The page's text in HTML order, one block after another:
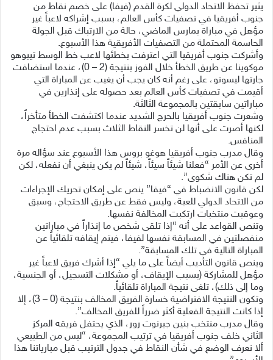
يثير تحفظ الاتحاد الدولي لكرة القدم (فيفا) على خصم نقاط من
جنوب أفريقيا في تصفيات كأس العالم، بسبب إشراكه لاعباً غير
مؤهل في مباراة بمارس الماضي، حالة من الارتباك قبل الجولة
الحاسمة المحتملة من التصفيات الأفريقية هذا الأسبوع.
وأشركت جنوب أفريقيا التي اعترفت بخطئها لاعب خط الوسط تيبوهو
موكوينا عن طريق الخطأ خلال الفوز بنتيجة (2 – 0)، عندما استضافت
جارتها ليسوتو، على رغم أنه كان يجب أن يغيب عن المباراة التي
أقيمت في تصفيات كأس العالم بعد حصوله على إنذارين في
مباراتين سابقتين بالمجموعة الثالثة.
وشعرت جنوب أفريقيا بالحرج الشديد عندما اكتشفت الخطأ متأخراً،
لكنها أصرت على أنها لن تخسر النقاط الثلاث بسبب عدم احتجاج
المنافس.
وقال مدرب جنوب أفريقيا هوغو بروس هذا الأسبوع عند سؤاله مرة
أخرى عن الأمر “فعلنا شيئاً سيئاً، شيئاً لم يكن ينبغي أن نفعله، لكن
لم تكن هناك شكوى”.
لكن قانون الانضباط في “فيفا” ينص على إمكان تحريك الإجراءات
من الاتحاد الدولي للعبة، وليس فقط عن طريق الاحتجاج، وسبق
وعوقبت منتخبات ارتكبت المخالفة نفسها.
وتنص القواعد على أنه “إذا تلقى شخص ما إنذاراً في مباراتين
منفصلتين في المسابقة نفسها لفيفا، فيتم إيقافه تلقائياً عن
المباراة التالية في تلك المسابقة”.
وينص قانون التأديب أيضاً على ما يلي “إذا أشرك فريق لاعباً غير
مؤهل للمشاركة (بسبب الإيقاف، أو مشكلات التسجيل، أو الجنسية،
وما إلى ذلك)، تلغى نتيجة المباراة تلقائياً.
وتكون النتيجة الافتراضية خسارة الفريق المخالف بنتيجة (0 – 3)، إلا
إذا كانت النتيجة الفعلية أكثر ضرراً للفريق المخالف”.
وقال مدرب منتخب بنين جيرنوت رور، الذي يحتفل فريقه المركز
الثاني خلف جنوب أفريقيا في ترتيب المجموعة، “ليس من الطبيعي
ألا نعرف الوضع في شأن النقاط في جدول الترتيب قبل مبارياتنا هذا